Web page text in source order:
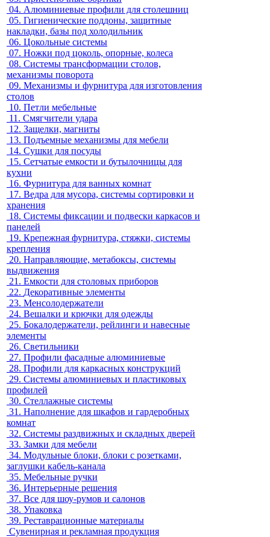
04. Алюминиевые профили для столешниц
05. Гигиенические поддоны, защитные
накладки, базы под холодильник
06. Цокольные системы
07. Ножки под цоколь, опорные, колеса
08. Системы трансформации столов,
механизмы поворота
09. Механизмы и фурнитура для изготовления
столов
10. Петли мебельные
11. Смягчители удара
12. Защелки, магниты
13. Подъемные механизмы для мебели
14. Сушки для посуды
15. Сетчатые емкости и бутылочницы для
кухни
16. Фурнитура для ванных комнат
17. Ведра для мусора, системы сортировки и
хранения
18. Системы фиксации и подвески каркасов и
панелей
19. Крепежная фурнитура, стяжки, системы
крепления
20. Направляющие, метабоксы, системы
выдвижения
21. Емкости для столовых приборов
22. Декоративные элементы
23. Менсолодержатели
24. Вешалки и крючки для одежды
25. Бокалодержатели, рейлинги и навесные
элементы
26. Светильники
27. Профили фасадные алюминиевые
28. Профили для каркасных конструкций
29. Системы алюминиевых и пластиковых
профилей
30. Стеллажные системы
31. Наполнение для шкафов и гардеробных
комнат
32. Системы раздвижных и складных дверей
33. Замки для мебели
34. Модульные блоки, блоки с розетками,
заглушки кабель-канала
35. Мебельные ручки
36. Интерьерные решения
37. Все для шоу-румов и салонов
38. Упаковка
39. Реставрационные материалы
Сувенирная и рекламная продукция